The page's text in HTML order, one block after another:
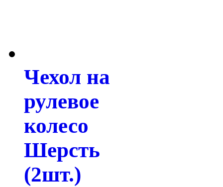
Чехол на
рулевое
колесо
Шерсть
(2шт.)